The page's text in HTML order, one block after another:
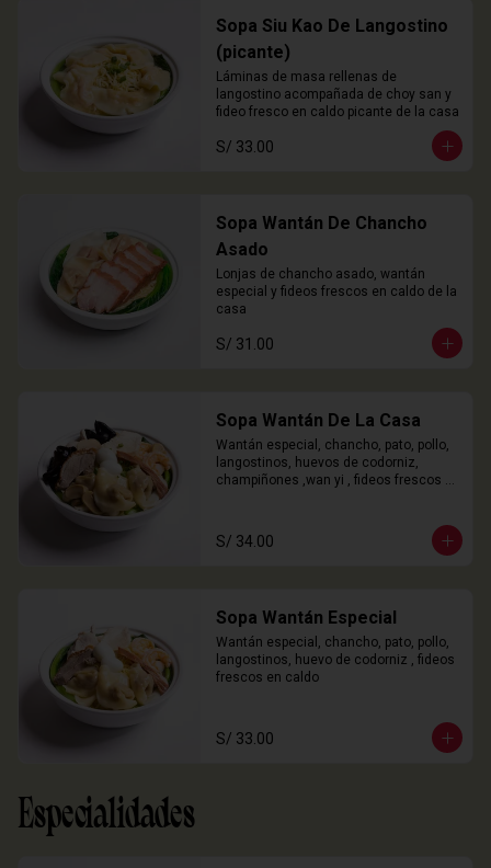
Sopa Siu Kao De Langostino
(picante)
Láminas de masa rellenas de
langostino acompañada de choy san y
fideo fresco en caldo picante de la casa
S/ 33.00
Sopa Wantán De Chancho
Asado
Lonjas de chancho asado, wantán
especial y fideos frescos en caldo de la
casa
S/ 31.00
Sopa Wantán De La Casa
Wantán especial, chancho, pato, pollo,
langostinos, huevos de codorniz,
champiñones ,wan yi , fideos frescos
S/ 34.00
Sopa Wantán Especial
Wantán especial, chancho, pato, pollo,
langostinos, huevo de codorniz , fideos
frescos en caldo
S/ 33.00
Especialidades